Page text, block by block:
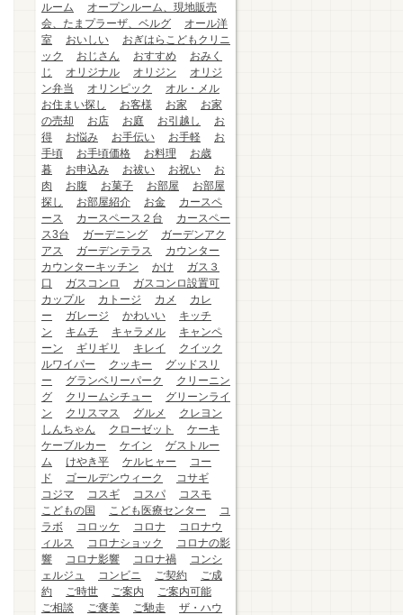
ルーム
オープンルーム、現地販売
会、たまプラーザ、ベルグ
オール洋
室
おいしい
おぎはらこどもクリニ
ック
おじさん おすすめ
おみく
じ
オリジナル オリジン
オリジ
ン弁当
オリンピック
オル・メル
お住まい探し
お客様 お家
お家
の売却
お店 お庭 お引越し
お
得
お悩み お手伝い お手軽
お
手頃
お手頃価格 お料理
お歳
暮
お申込み お祓い お祝い
お
肉
お腹 お菓子 お部屋
お部屋
探し
お部屋紹介 お金
カースペ
ース
カースペース２台
カースペー
ス3台
ガーデニング
ガーデンアク
アス
ガーデンテラス
カウンター
カウンターキッチン
かけ
ガス３
口
ガスコンロ
ガスコンロ設置可
カップル
カトージ カメ
カレ
ー
ガレージ かわいい
キッチ
ン
キムチ キャラメル
キャンペ
ーン
ギリギリ キレイ
クイック
ルワイパー
クッキー
グッドスリ
ー
グランベリーパーク
クリーニン
グ
クリームシチュー
グリーンライ
ン
クリスマス グルメ
クレヨン
しんちゃん
クローゼット
ケーキ
ケーブルカー
ケイン
ゲストルー
ム
けやき平 ケルヒャー
コー
ド
ゴールデンウィーク
コサギ
コジマ
コスギ コスパ
コスモ
こどもの国
こども医療センター
コ
ラボ
コロッケ コロナ
コロナウ
ィルス
コロナショック
コロナの影
響
コロナ影響 コロナ禍
コンシ
ェルジュ
コンビニ ご契約
ご成
約
ご時世 ご案内
ご案内可能
ご相談
ご褒美 ご馳走
ザ・ハウ